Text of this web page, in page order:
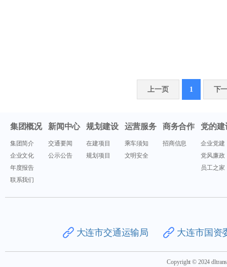
上一页 1 下
集团概况
集团简介
企业文化
年度报告
联系我们
新闻中心
交通要闻
公示公告
规划建设
在建项目
规划项目
运营服务
乘车须知
文明安全
商务合作
招商信息
党的建
企业党建
党风廉政
员工之家
大连市交通运输局 大连市国
Copyright © 2024